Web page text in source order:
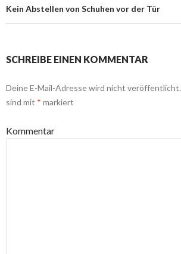
Kein Abstellen von Schuhen vor der Tür
SCHREIBE EINEN KOMMENTAR
Deine E-Mail-Adresse wird nicht veröffentlicht.
sind mit * markiert
Kommentar